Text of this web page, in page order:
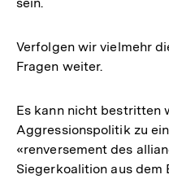
Verfolgen wir vielmehr
Fragen weiter.
Es kann nicht bestritten
Aggressionspolitik zu
«renversement des
Siegerkoalition aus dem